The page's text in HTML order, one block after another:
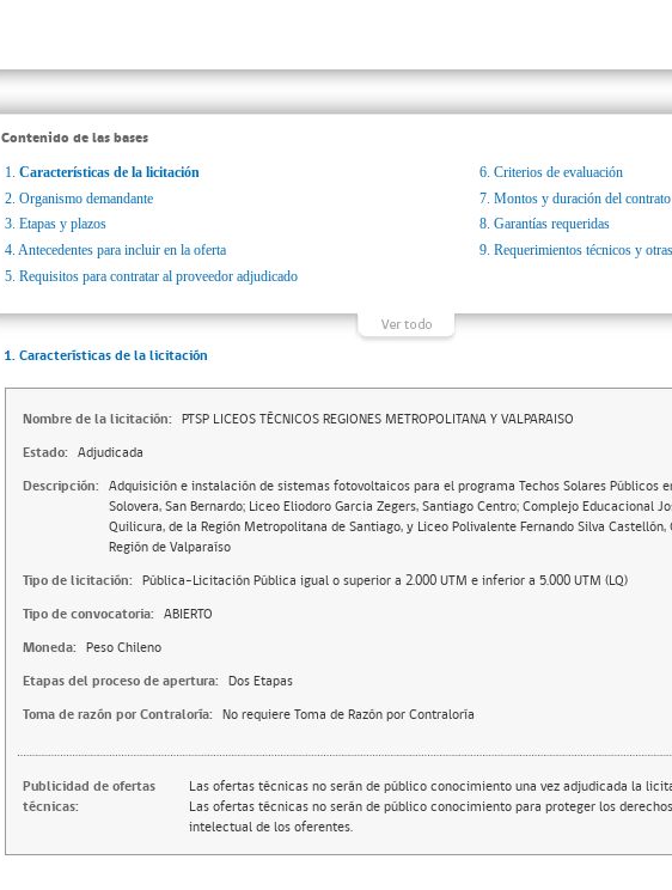
Contenido de las bases
1. Características de la licitación
2. Organismo demandante
3. Etapas y plazos
4. Antecedentes para incluir en la oferta
5. Requisitos para contratar al proveedor adjudicado
6. Criterios de evaluación
7. Montos y duración del contrato
8. Garantías requeridas
9. Requerimientos técnicos y
1. Características de la licitación
Nombre de la licitación: PTSP LICEOS TÉCNICOS REGIONES METROPOLITANA Y VALPARAISO
Estado: Adjudicada
Descripción: Adquisición e instalación de sistemas fotovoltaicos para el programa Techos Solares Públicos
Solovera, San Bernardo; Liceo Eliodoro Garcia Zegers, Santiago Centro; Complejo Educacional
Quilicura, de la Región Metropolitana de Santiago, y Liceo Polivalente Fernando Silva Castellón,
Región de Valparaíso
Tipo de licitación: Pública-Licitación Pública igual o superior a 2.000 UTM e inferior a 5.000 UTM (LQ)
Tipo de convocatoria: ABIERTO
Moneda: Peso Chileno
Etapas del proceso de apertura: Dos Etapas
Toma de razón por Contraloría: No requiere Toma de Razón por Contraloría
Publicidad de ofertas
técnicas:
Las ofertas técnicas no serán de público conocimiento una vez adjudicada la
Las ofertas técnicas no serán de público conocimiento para proteger los
intelectual de los oferentes.